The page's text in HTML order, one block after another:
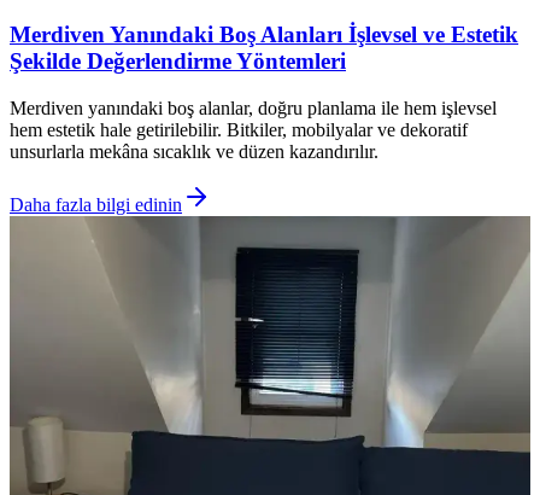
Merdiven Yanındaki Boş Alanları İşlevsel ve Estetik
Şekilde Değerlendirme Yöntemleri
Merdiven yanındaki boş alanlar, doğru planlama ile hem işlevsel
hem estetik hale getirilebilir. Bitkiler, mobilyalar ve dekoratif
unsurlarla mekâna sıcaklık ve düzen kazandırılır.
Daha fazla bilgi edinin